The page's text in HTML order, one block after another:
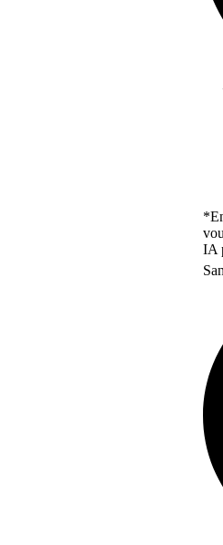
IA